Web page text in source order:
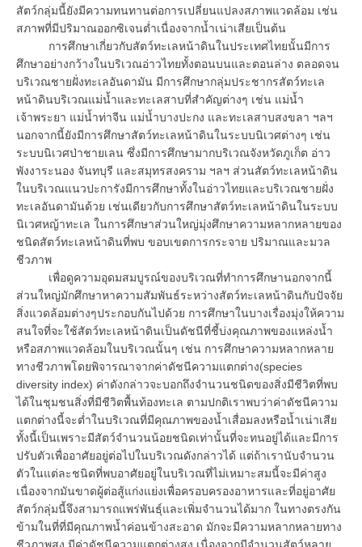
สัตว์กลุ่มนี้ยังมีความทนทานต่อการเปลี่ยนแปลงสภาพแวดล้อม เช่น
สภาพที่มีปริมาณออกซิเจนต่ำเนื่องจากน้ำเน่าเสียเป็นต้น
การศึกษาเกี่ยวกับสัตว์ทะเลหน้าดินในประเทศไทยนั้นมีการ
ศึกษาอย่างกว้างในบริเวณอ่าวไทยทั้งตอนบนและตอนล่าง ตลอดจน
บริเวณชายฝั่งทะเลอันดามัน มีการศึกษากลุ่มประชากรสัตว์ทะเล
หน้าดินบริเวณแม่น้ำและทะเลสาบที่สำคัญต่างๆ เช่น แม่น้ำ
เจ้าพระยา แม่น้ำท่าจีน แม่น้ำบางปะกง และทะเลสาบสงขลา ฯลฯ
นอกจากนี้ยังมีการศึกษาสัตว์ทะเลหน้าดินในระบบนิเวศต่างๆ เช่น
ระบบนิเวศป่าชายเลน ซึ่งมีการศึกษามากบริเวณจังหวัดภูเก็ต อ่าว
พังงาระนอง จันทบุรี และสมุทรสงคราม ฯลฯ ส่วนสัตว์ทะเลหน้าดิน
ในบริเวณแนวปะการังมีการศึกษาทั้งในอ่าวไทยและบริเวณชายฝั่ง
ทะเลอันดามันด้วย เช่นเดียวกับการศึกษาสัตว์ทะเลหน้าดินในระบบ
นิเวศหญ้าทะเล ในการศึกษาส่วนใหญ่มุ่งศึกษาความหลากหลายของ
ชนิดสัตว์ทะเลหน้าดินที่พบ ขอบเขตการกระจาย ปริมาณและมวล
ชีวภาพ
เพื่อดูความอุดมสมบูรณ์ของบริเวณที่ทำการศึกษานอกจากนี้
ส่วนใหญ่มักศึกษาหาความสัมพันธ์ระหว่างสัตว์ทะเลหน้าดินกับปัจจัย
สิ่งแวดล้อมต่างๆประกอบกันไปด้วย การศึกษาในบางเรื่องมุ่งให้ความ
สนใจที่จะใช้สัตว์ทะเลหน้าดินเป็นดัชนีที่ชี้บ่งคุณภาพของแหล่งน้ำ
หรือสภาพแวดล้อมในบริเวณนั้นๆ เช่น การศึกษาความหลากหลาย
ทางชีวภาพโดยพิจารณาจากค่าดัชนีความแตกต่าง(species
diversity index) ค่าดังกล่าวจะบอกถึงจำนวนชนิดของสิ่งมีชีวิตที่พบ
ได้ในชุมชนสิ่งที่มีชีวิตพื้นท้องทะเล ตามปกติเราพบว่าค่าดัชนีความ
แตกต่างนี้จะต่ำในบริเวณที่มีคุณภาพของน้ำเสื่อมลงหรือน้ำเน่าเสีย
ทั้งนี้เป็นเพราะมีสัตว์จำนวนน้อยชนิดเท่านั้นที่จะทนอยู่ได้และมีการ
ปรับตัวเพื่ออาศัยอยู่ต่อไปในบริเวณดังกล่าวได้ แต่ถ้าเรานับจำนวน
ตัวในแต่ละชนิดที่พบอาศัยอยู่ในบริเวณที่ไม่เหมาะสมนี้จะมีค่าสูง
เนื่องจากมันขาดผู้ต่อสู้แก่งแย่งเพื่อครอบครองอาหารและที่อยู่อาศัย
สัตว์กลุ่มนี้จึงสามารถแพร่พันธุ์และเพิ่มจำนวนได้มาก ในทางตรงกัน
ข้ามในที่ที่มีคุณภาพน้ำค่อนข้างสะอาด มักจะมีความหลากหลายทาง